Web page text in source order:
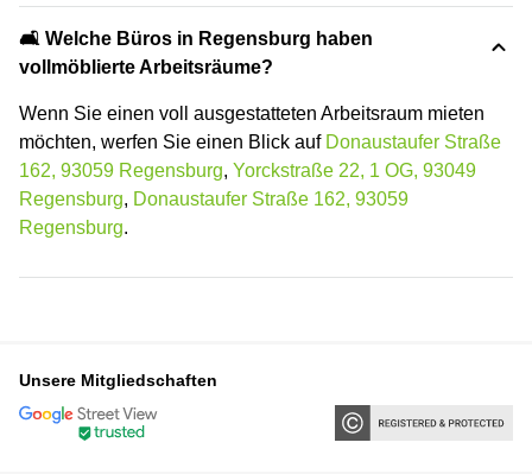
🛋️ Welche Büros in Regensburg haben
vollmöblierte Arbeitsräume?
Wenn Sie einen voll ausgestatteten Arbeitsraum mieten
möchten, werfen Sie einen Blick auf Donaustaufer Straße
162, 93059 Regensburg, Yorckstraße 22, 1 OG, 93049
Regensburg, Donaustaufer Straße 162, 93059
Regensburg.
Unsere Mitgliedschaften